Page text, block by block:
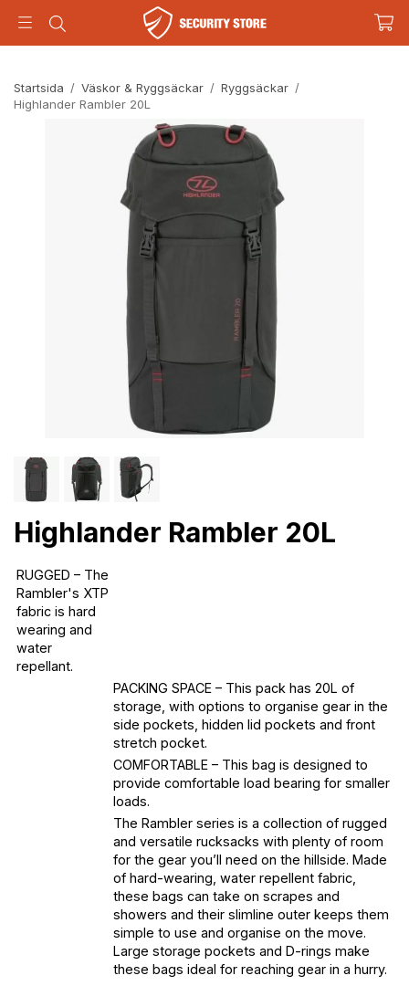
Startsida / Väskor & Ryggsäckar / Ryggsäckar /
Highlander Rambler 20L
Highlander Rambler 20L
RUGGED – The
Rambler's XTP
fabric is hard
wearing and
water
repellant.
PACKING SPACE – This pack has 20L of
storage, with options to organise gear in the
side pockets, hidden lid pockets and front
stretch pocket.
COMFORTABLE – This bag is designed to
provide comfortable load bearing for smaller
loads.
The Rambler series is a collection of rugged
and versatile rucksacks with plenty of room
for the gear you’ll need on the hillside. Made
of hard-wearing, water repellent fabric,
these bags can take on scrapes and
showers and their slimline outer keeps them
simple to use and organise on the move.
Large storage pockets and D-rings make
these bags ideal for reaching gear in a hurry.